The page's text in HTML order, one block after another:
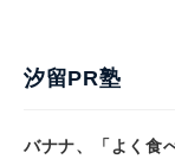
汐留PR塾
バナナ、「よく食